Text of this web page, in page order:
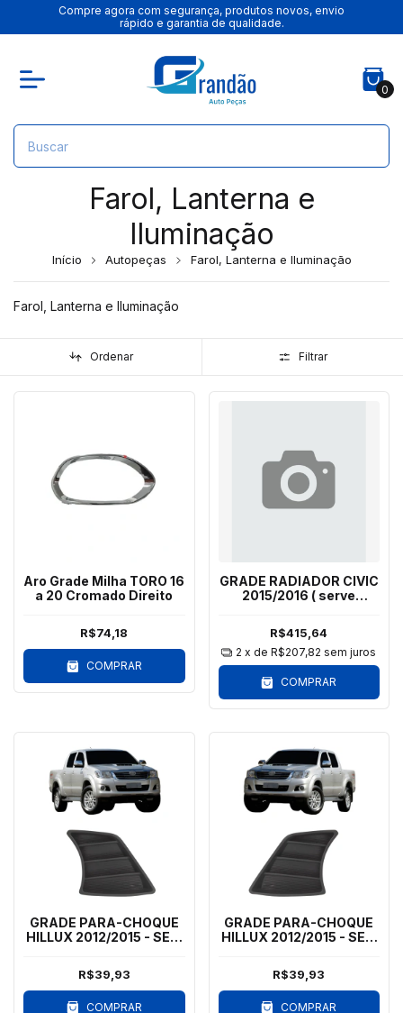
Compre agora com segurança, produtos novos, envio
rápido e garantia de qualidade.
0
Farol, Lanterna e
Iluminação
Início Autopeças Farol, Lanterna e Iluminação
Farol, Lanterna e Iluminação
Ordenar Filtrar
Aro Grade Milha TORO 16
a 20 Cromado Direito
R$74,18
COMPRAR
GRADE RADIADOR CIVIC
2015/2016 ( serve
CROMADO
R$415,64
2 x deR$207,82 sem juros
COMPRAR
GRADE PARA-CHOQUE
HILLUX 2012/2015 - SEM
R$39,93
COMPRAR
GRADE PARA-CHOQUE
HILLUX 2012/2015 - SEM
R$39,93
COMPRAR